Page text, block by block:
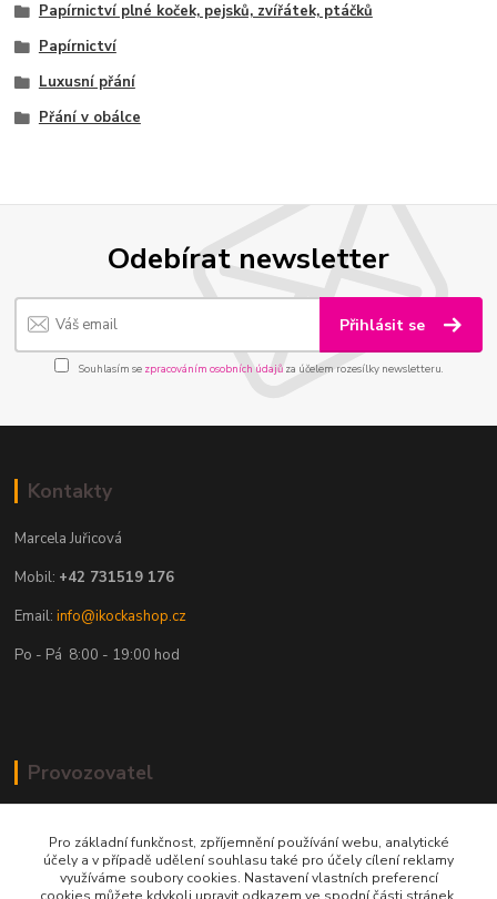
Papírnictví plné koček, pejsků, zvířátek, ptáčků
Papírnictví
Luxusní přání
Přání v obálce
Odebírat newsletter
Přihlásit se
Souhlasím se zpracováním osobních údajůza účelem rozesílky newsletteru.
Kontakty
Marcela Juřicová
Mobil: +42 731519 176
Email:info@ikockashop.cz
Po - Pá 8:00 - 19:00 hod
Provozovatel
U Parku 2867/1
Pro základní funkčnost, zpříjemnění používání webu, analytické
účely a v případě udělení souhlasu také pro účely cílení reklamy
využíváme soubory cookies. Nastavení vlastních preferencí